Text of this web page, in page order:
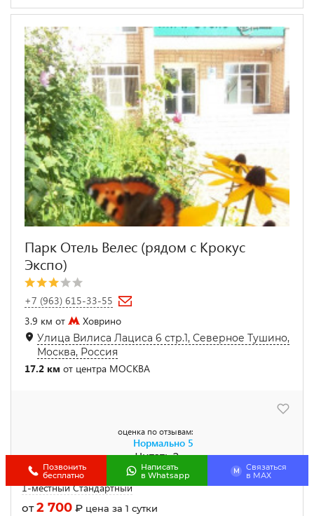
Парк Отель Велес (рядом с Крокус
Экспо)
+7 (963) 615-33-55
3.9 км от
Ховрино
Улица Вилиса Лациса 6 стр.1, Северное Тушино,
Москва, Россия
17.2 км от центра МОСКВА
оценка по отзывам:
Нормально 5
Читать 2
1-местный Стандартный
от2 700 ₽ цена за 1 сутки
Позвонить
бесплатно
Написать
в Whatsapp
M
Связаться
в МАХ